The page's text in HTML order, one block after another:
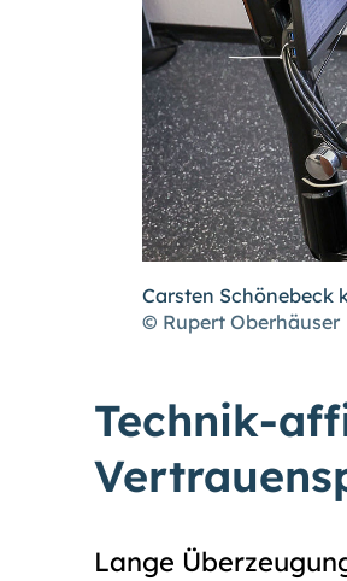
Carsten Schönebeck
© Rupert Oberhäuser
Tech­nik-
Lange